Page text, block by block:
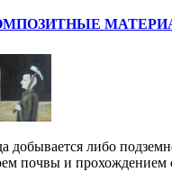
добывается либо
почвы и прохождением